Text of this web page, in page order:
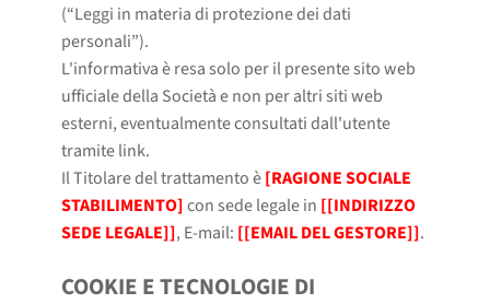
(“Leggi in materia di protezione dei dati
personali”).
L'informativa è resa solo per il presente sito web
ufficiale della Società e non per altri siti web
esterni, eventualmente consultati dall'utente
tramite link.
Il Titolare del trattamento è[RAGIONE SOCIALE
STABILIMENTO]con sede legale in [[INDIRIZZO
SEDE LEGALE]], E-mail: [[EMAIL DEL GESTORE]].
COOKIE E TECNOLOGIE DI